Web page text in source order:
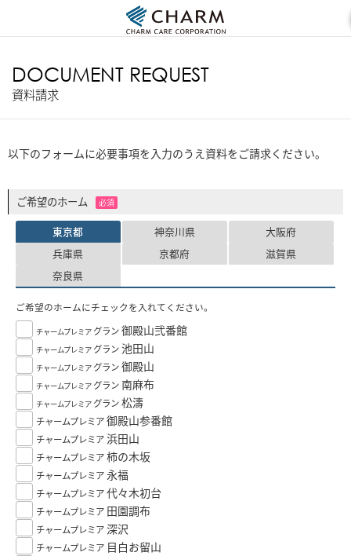
DOCUMENT REQUEST
資料請求
以下のフォームに必要事項を入力のうえ資料をご請求ください。
ご希望のホーム 必須
東京都 神奈川県
大阪府
兵庫県
京都府
滋賀県
奈良県
ご希望のホームにチェックを入れてください。
チャームプレミア グラン御殿山弐番館
チャームプレミア グラン池田山
チャームプレミア グラン御殿山
チャームプレミア グラン 南麻布
チャームプレミア グラン松濤
チャームプレミア御殿山参番館
チャームプレミア浜田山
チャームプレミア柿の木坂
チャームプレミア永福
チャームプレミア代々木初台
チャームプレミア 田園調布
チャームプレミア深沢
チャームプレミア 目白お留山